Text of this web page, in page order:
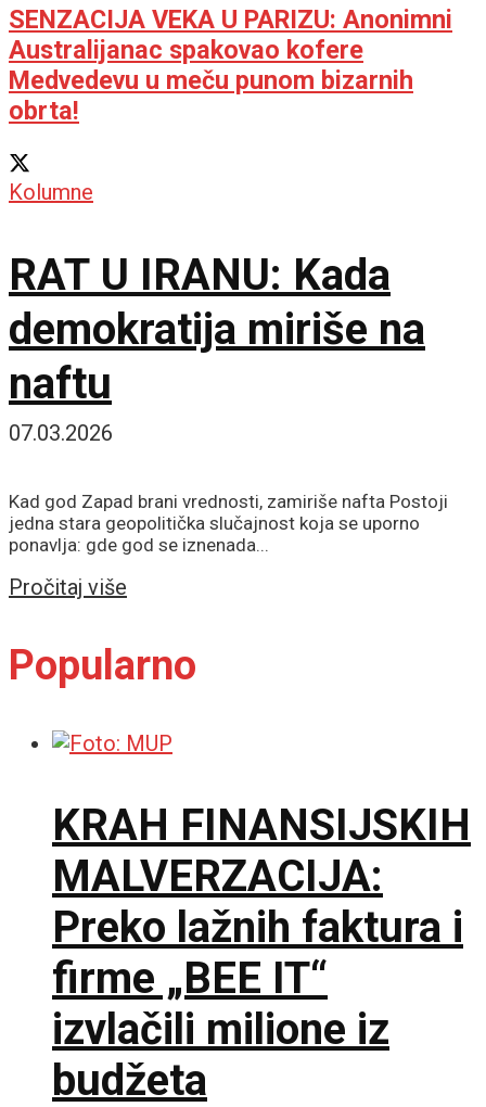
ozbiljno
SENZACIJA VEKA U PARIZU: Anonimni
Australijanac spakovao kofere
Medvedevu u meču punom bizarnih
obrta!
Kolumne
RAT U IRANU: Kada
demokratija miriše na
naftu
07.03.2026
Kad god Zapad brani vrednosti, zamiriše nafta Postoji
jedna stara geopolitička slučajnost koja se uporno
ponavlja: gde god se iznenada...
Pročitaj više
Popularno
KRAH FINANSIJSKIH
MALVERZACIJA:
Preko lažnih faktura i
firme „BEE IT“
izvlačili milione iz
budžeta